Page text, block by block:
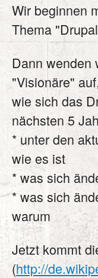
Wir beginnen
Thema
Dann wenden
"Visionäre"
wie sich das
nächsten 5
* unter den
wie es ist
* was sich
* was sich
warum
Jetzt kommt
(http://